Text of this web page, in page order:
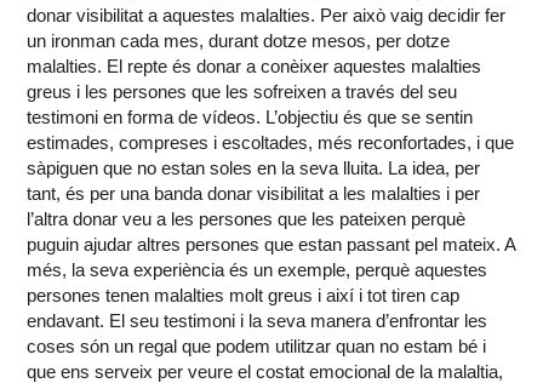
donar visibilitat a aquestes malalties. Per això vaig decidir fer
un ironman cada mes, durant dotze mesos, per dotze
malalties. El repte és donar a conèixer aquestes malalties
greus i les persones que les sofreixen a través del seu
testimoni en forma de vídeos. L’objectiu és que se sentin
estimades, compreses i escoltades, més reconfortades, i que
sàpiguen que no estan soles en la seva lluita. La idea, per
tant, és per una banda donar visibilitat a les malalties i per
l’altra donar veu a les persones que les pateixen perquè
puguin ajudar altres persones que estan passant pel mateix. A
més, la seva experiència és un exemple, perquè aquestes
persones tenen malalties molt greus i així i tot tiren cap
endavant. El seu testimoni i la seva manera d’enfrontar les
coses són un regal que podem utilitzar quan no estam bé i
que ens serveix per veure el costat emocional de la malaltia,